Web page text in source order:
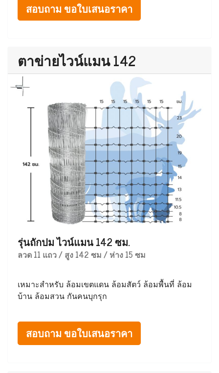
สอบถาม ขอใบเสนอราคา
ตาข่ายไวน์แมน 142
รุ่นถักปม ไวน์แมน 142 ซม.
ลวด 11 แถว / สูง 142 ซม / ห่าง 15 ซม
เหมาะสำหรับ ล้อมเขตแดน ล้อมสัตว์ ล้อมพื้นที่ ล้อม
บ้าน ล้อมสวน กันคนบุกรุก
สอบถาม ขอใบเสนอราคา